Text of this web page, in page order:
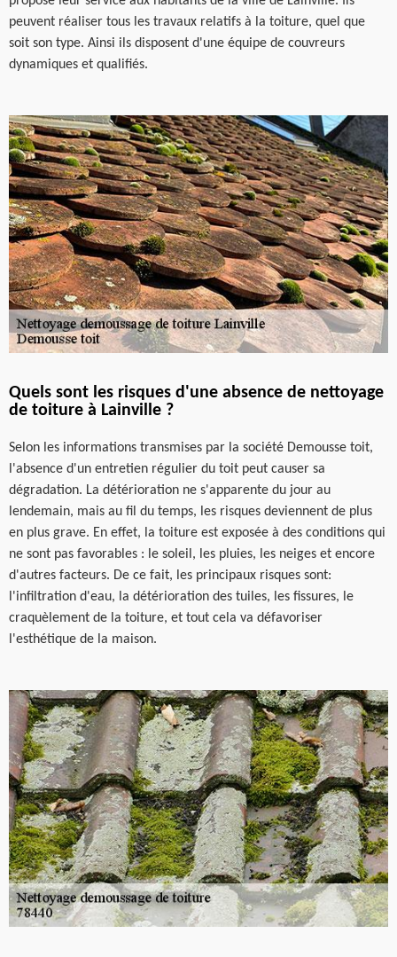
peuvent réaliser tous les travaux relatifs à la toiture, quel que
soit son type. Ainsi ils disposent d'une équipe de couvreurs
dynamiques et qualifiés.
Quels sont les risques d'une absence de nettoyage
de toiture à Lainville ?
Selon les informations transmises par la société Demousse toit,
l'absence d'un entretien régulier du toit peut causer sa
dégradation. La détérioration ne s'apparente du jour au
lendemain, mais au fil du temps, les risques deviennent de plus
en plus grave. En effet, la toiture est exposée à des conditions qui
ne sont pas favorables : le soleil, les pluies, les neiges et encore
d'autres facteurs. De ce fait, les principaux risques sont:
l'infiltration d'eau, la détérioration des tuiles, les fissures, le
craquèlement de la toiture, et tout cela va défavoriser
l'esthétique de la maison.